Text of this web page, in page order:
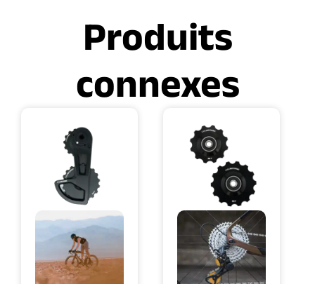
Produits
connexes